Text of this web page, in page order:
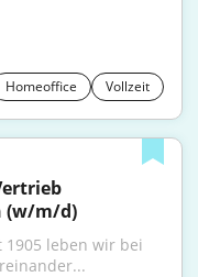
Homeoffice Vollzeit
(w/m/d)
1905 leben wir bei